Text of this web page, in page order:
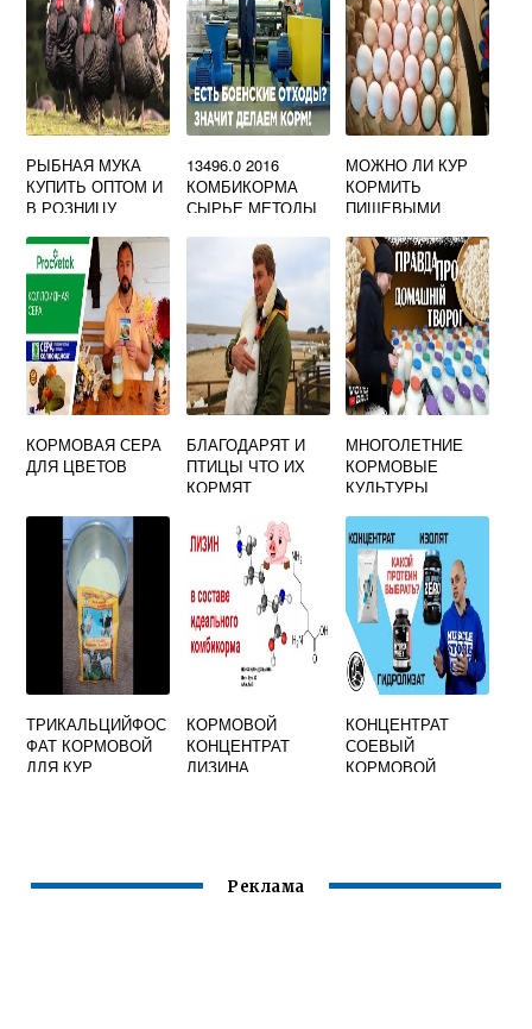
РЫБНАЯ МУКА
КУПИТЬ ОПТОМ И
В РОЗНИЦУ
13496.0 2016
КОМБИКОРМА
СЫРЬЕ МЕТОДЫ
МОЖНО ЛИ КУР
КОРМИТЬ
ПИЩЕВЫМИ
КОРМОВАЯ СЕРА
ДЛЯ ЦВЕТОВ
БЛАГОДАРЯТ И
ПТИЦЫ ЧТО ИХ
КОРМЯТ
МНОГОЛЕТНИЕ
КОРМОВЫЕ
КУЛЬТУРЫ
ТРИКАЛЬЦИЙФОС
ФАТ КОРМОВОЙ
ДЛЯ КУР
КОРМОВОЙ
КОНЦЕНТРАТ
ЛИЗИНА
КОНЦЕНТРАТ
СОЕВЫЙ
КОРМОВОЙ
Реклама